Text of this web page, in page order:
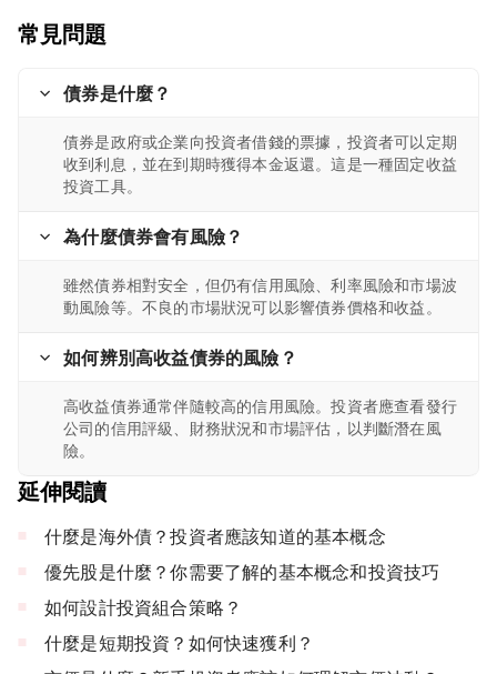
常見問題
債券是什麼？
債券是政府或企業向投資者借錢的票據，投資者可以定期
收到利息，並在到期時獲得本金返還。這是一種固定收益
投資工具。
為什麼債券會有風險？
雖然債券相對安全，但仍有信用風險、利率風險和市場波
動風險等。不良的市場狀況可以影響債券價格和收益。
如何辨別高收益債券的風險？
高收益債券通常伴隨較高的信用風險。投資者應查看發行
公司的信用評級、財務狀況和市場評估，以判斷潛在風
險。
延伸閱讀
什麼是海外債？投資者應該知道的基本概念
優先股是什麼？你需要了解的基本概念和投資技巧
如何設計投資組合策略？
什麼是短期投資？如何快速獲利？